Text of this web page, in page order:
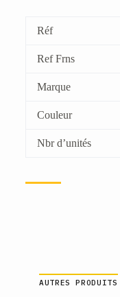
Réf
Ref Frns
Marque
Couleur
Nbr d’unités
AUTRES PRODUITS